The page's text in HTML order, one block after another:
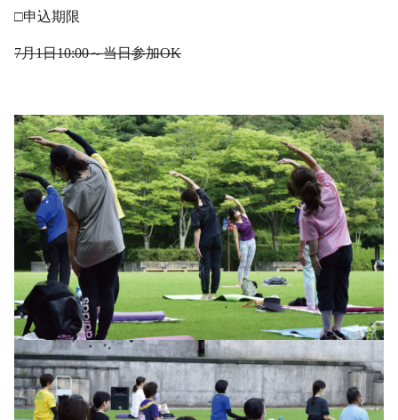
□申込期限
7月1日10:00～当日参加OK